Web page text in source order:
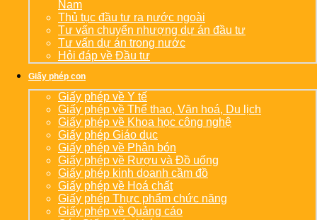
Nam
Thủ tục đầu tư ra nước ngoài
Tư vấn chuyển nhượng dự án đầu tư
Tư vấn dự án trong nước
Hỏi đáp về Đầu tư
Giấy phép con
Giấy phép về Y tế
Giấy phép về Thể thao, Văn hoá, Du lịch
Giấy phép về Khoa học công nghệ
Giấy phép Giáo dục
Giấy phép về Phân bón
Giấy phép về Rượu và Đồ uống
Giấy phép kinh doanh cầm đồ
Giấy phép về Hoá chất
Giấy phép Thực phẩm chức năng
Giấy phép về Quảng cáo